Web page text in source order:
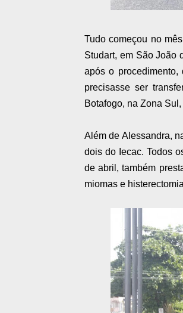
Tudo começou no
Studart, em São João
após o
precisasse ser
Botafogo, na Zona
Além de Alessandra,
dois do Iecac. Todos
de abril, também
miomas e